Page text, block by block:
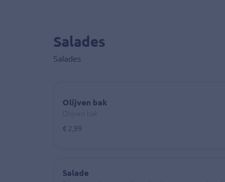
Salades
Salades
Olijven bak
€ 2,99
Salade